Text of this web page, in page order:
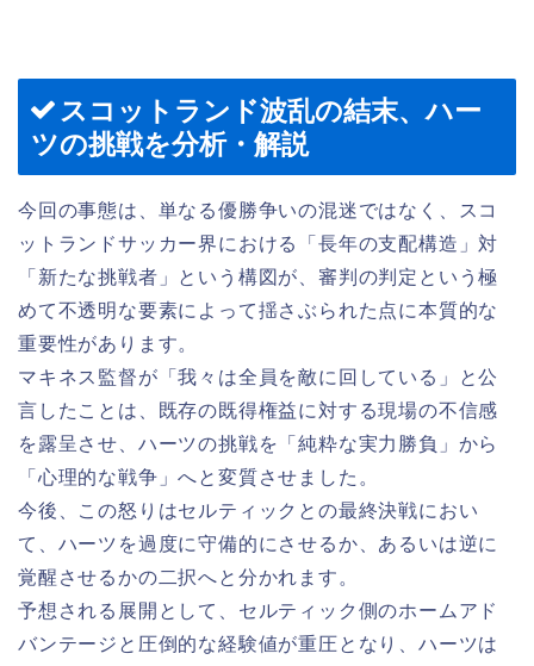
スコットランド波乱の結末、ハー
ツの挑戦を分析・解説
今回の事態は、単なる優勝争いの混迷ではなく、スコ
ットランドサッカー界における「長年の支配構造」対
「新たな挑戦者」という構図が、審判の判定という極
めて不透明な要素によって揺さぶられた点に本質的な
重要性があります。
マキネス監督が「我々は全員を敵に回している」と公
言したことは、既存の既得権益に対する現場の不信感
を露呈させ、ハーツの挑戦を「純粋な実力勝負」から
「心理的な戦争」へと変質させました。
今後、この怒りはセルティックとの最終決戦におい
て、ハーツを過度に守備的にさせるか、あるいは逆に
覚醒させるかの二択へと分かれます。
予想される展開として、セルティック側のホームアド
バンテージと圧倒的な経験値が重圧となり、ハーツは